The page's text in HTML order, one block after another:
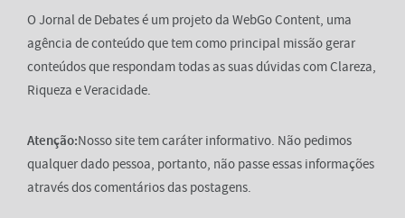
O Jornal de Debates é um projeto da WebGo Content, uma
agência de conteúdo que tem como principal missão gerar
conteúdos que respondam todas as suas dúvidas com Clareza,
Riqueza e Veracidade.
Atenção:Nosso site tem caráter informativo. Não pedimos
qualquer dado pessoa, portanto, não passe essas informações
através dos comentários das postagens.